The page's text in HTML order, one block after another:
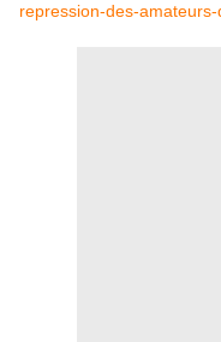
repression-des-